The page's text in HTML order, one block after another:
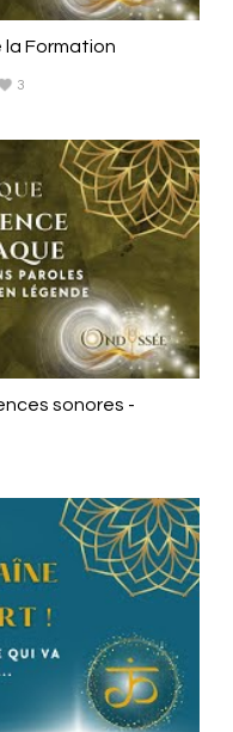
Formation
3
sonores -